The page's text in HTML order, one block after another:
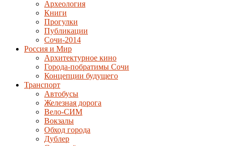
Археология
Книги
Прогулки
Публикации
Сочи-2014
Россия и Мир
Архитектурное кино
Города-побратимы Сочи
Концепции будущего
Транспорт
Автобусы
Железная дорога
Вело-СИМ
Вокзалы
Обход города
Дублер